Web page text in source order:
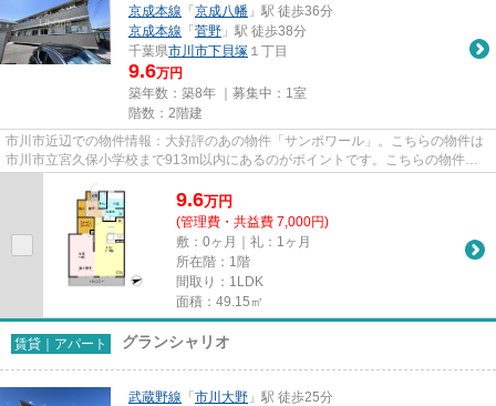
京成本線 「 京成八幡 」駅 徒歩36分
京成本線 「 菅野 」駅 徒歩38分
千葉県市川市下貝塚 １丁目
9.6万円
築年数：築8年 ｜募集中： 1室
階数：2階建
市川市近辺での物件情報：大好評のあの物件「サンポワール」。こちらの物件は
市川市立宮久保小学校まで913m以内にあるのがポイントです。こちらの物件は
9.6万円
(管理費・共益費 7,000円)
敷：0ヶ月｜礼：1ヶ月
所在階：1階
間取り：1LDK
面積：49.15㎡
賃貸｜アパート グランシャリオ
武蔵野線 「 市川大野 」駅 徒歩25分